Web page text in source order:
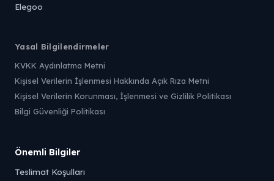
Elegoo
Yasal Bilgilendirmeler
KVKK Aydınlatma Metni
Kişisel Verilerin İşlenmesi Hakkında Açık Rıza Metni
Kişisel Verilerin Korunması, İşlenmesi ve Gizlilik Politikası
Bilgi Güvenliği Politikası
Önemli Bilgiler
Teslimat Koşulları